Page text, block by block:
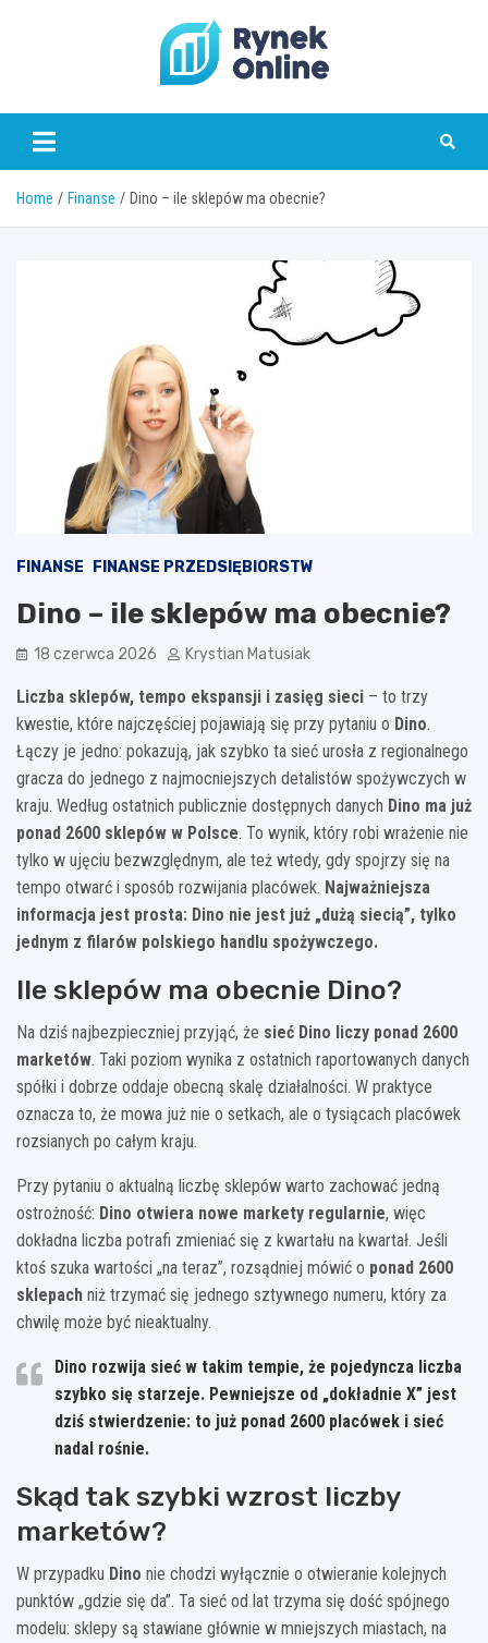
www.rynekonline.pl
Home Finanse Dino – ile sklepów ma obecnie?
FINANSE FINANSE PRZEDSIĘBIORSTW
Dino – ile sklepów ma obecnie?
18 czerwca 2026 Krystian Matusiak
Liczba sklepów, tempo ekspansji i zasięg sieci – to trzy
kwestie, które najczęściej pojawiają się przy pytaniu o Dino.
Łączy je jedno: pokazują, jak szybko ta sieć urosła z regionalnego
gracza do jednego z najmocniejszych detalistów spożywczych w
kraju. Według ostatnich publicznie dostępnych danych Dino ma już
ponad 2600 sklepów w Polsce. To wynik, który robi wrażenie nie
tylko w ujęciu bezwzględnym, ale też wtedy, gdy spojrzy się na
tempo otwarć i sposób rozwijania placówek. Najważniejsza
informacja jest prosta: Dino nie jest już „dużą siecią”, tylko
jednym z filarów polskiego handlu spożywczego.
Ile sklepów ma obecnie Dino?
Na dziś najbezpieczniej przyjąć, że sieć Dino liczy ponad 2600
marketów. Taki poziom wynika z ostatnich raportowanych danych
spółki i dobrze oddaje obecną skalę działalności. W praktyce
oznacza to, że mowa już nie o setkach, ale o tysiącach placówek
rozsianych po całym kraju.
Przy pytaniu o aktualną liczbę sklepów warto zachować jedną
ostrożność: Dino otwiera nowe markety regularnie, więc
dokładna liczba potrafi zmieniać się z kwartału na kwartał. Jeśli
ktoś szuka wartości „na teraz”, rozsądniej mówić o ponad 2600
sklepach niż trzymać się jednego sztywnego numeru, który za
chwilę może być nieaktualny.
Dino rozwija sieć w takim tempie, że pojedyncza liczba
szybko się starzeje. Pewniejsze od „dokładnie X” jest
dziś stwierdzenie: to już ponad 2600 placówek i sieć
nadal rośnie.
Skąd tak szybki wzrost liczby
marketów?
W przypadku Dino nie chodzi wyłącznie o otwieranie kolejnych
punktów „gdzie się da”. Ta sieć od lat trzyma się dość spójnego
modelu: sklepy są stawiane głównie w mniejszych miastach, na